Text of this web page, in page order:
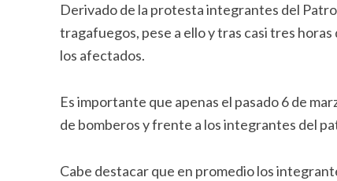
Derivado de la protesta integrantes del
tragafuegos, pese a ello y tras casi tres
los afectados.
Es importante que apenas el pasado 6 de
de bomberos y frente a los integrantes del
Cabe destacar que en promedio los